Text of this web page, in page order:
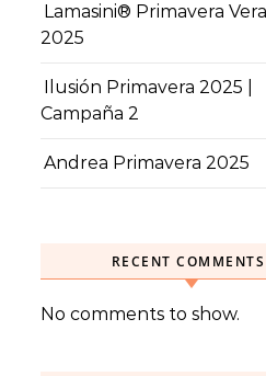
Lamasini® Primavera
2025
Ilusión Primavera 2025 |
Campaña 2
Andrea Primavera 2025
RECENT COMMENTS
No comments to show.